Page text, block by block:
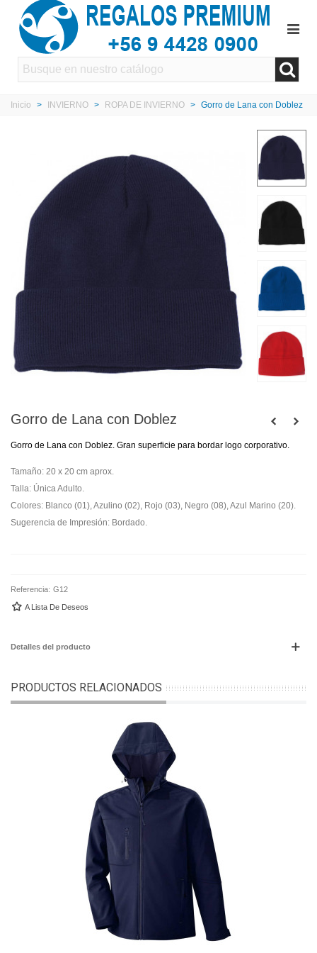
Inicio > INVIERNO > ROPA DE INVIERNO > Gorro de Lana con Doblez
Gorro de Lana con Doblez
Gorro de Lana con Doblez. Gran superficie para bordar logo corporativo.
Tamaño: 20 x 20 cm aprox.
Talla: Única Adulto.
Colores: Blanco (01), Azulino (02), Rojo (03), Negro (08), Azul Marino (20).
Sugerencia de Impresión: Bordado.
Referencia: G12
A Lista De Deseos
Detalles del producto
PRODUCTOS RELACIONADOS